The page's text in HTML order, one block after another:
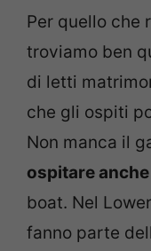
Per quello che
troviamo ben
di letti
che gli ospiti
Non manca il
ospitare
boat. Nel
fanno parte